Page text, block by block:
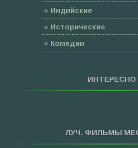
» Индийские
» Исторические
» Комедии
Мультфильмы
»Приключения
»Фантастика
ИНТЕРЕСНО
ЛУЧ. ФИЛЬМЫ